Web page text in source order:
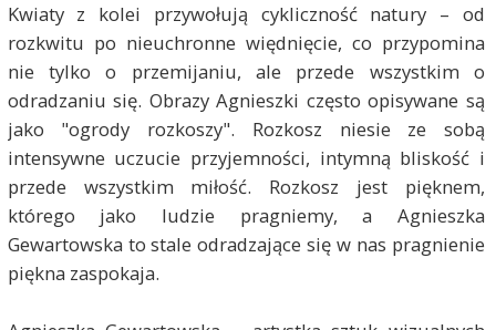
Kwiaty z kolei przywołują cykliczność natury – od
rozkwitu po nieuchronne więdnięcie, co przypomina
nie tylko o przemijaniu, ale przede wszystkim o
odradzaniu się. Obrazy Agnieszki często opisywane są
jako "ogrody rozkoszy". Rozkosz niesie ze sobą
intensywne uczucie przyjemności, intymną bliskość i
przede wszystkim miłość. Rozkosz jest pięknem,
którego jako ludzie pragniemy, a Agnieszka
Gewartowska to stale odradzające się w nas pragnienie
piękna zaspokaja.